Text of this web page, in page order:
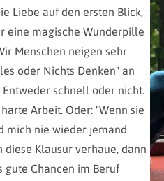
Liebe auf den ersten Blick,
eine magische Wunderpille
Menschen neigen sehr
oder Nichts Denken" an
schnell oder nicht.
Arbeit. Oder: "Wenn sie
mich nie wieder jemand
diese Klausur verhaue, dann
gute Chancen im Beruf